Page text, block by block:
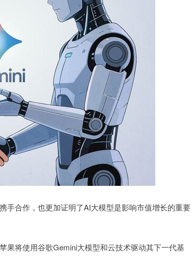
合作，也更加证明了AI大模型是影响市值增长的重要
将使用谷歌Gemini大模型和云技术驱动其下一代基